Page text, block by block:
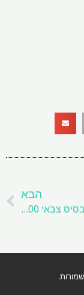
הבא
ניז'ר ​​אחזה בבסיס צבאי 1,000 ט' של עוגת צהובה: FT